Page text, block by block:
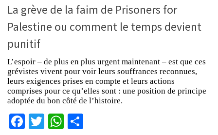
La grève de la faim de Prisoners for
Palestine ou comment le temps devient
punitif
L’espoir – de plus en plus urgent maintenant – est que ces
grévistes vivent pour voir leurs souffrances reconnues,
leurs exigences prises en compte et leurs actions
comprises pour ce qu’elles sont : une position de principe
adoptée du bon côté de l’histoire.
Facebook
TwitterWhatsApp